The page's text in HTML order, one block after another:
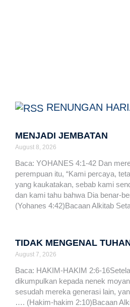
RENUNGAN
MENJADI JEMBATAN
August 8, 2026
Baca: YOHANES 4:1-42 Dan
perempuan itu, “Kami percaya,
yang kaukatakan, sebab kami
dan kami tahu bahwa Dia benar-
(Yohanes 4:42)Bacaan Alkitab
TIDAK MENGENAL
August 7, 2026
Baca: HAKIM-HAKIM 2:6-
dikumpulkan kepada nenek
sesudah mereka generasi lain,
…. (Hakim-hakim 2:10)Bacaan